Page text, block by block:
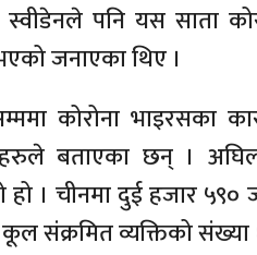
पनि यस साता
जनाएका थिए ।
कोरोना भाइरसका
बताएका छन् ।
। चीनमा दुई हजार ५९०
संक्रमित व्यक्तिको संख्या